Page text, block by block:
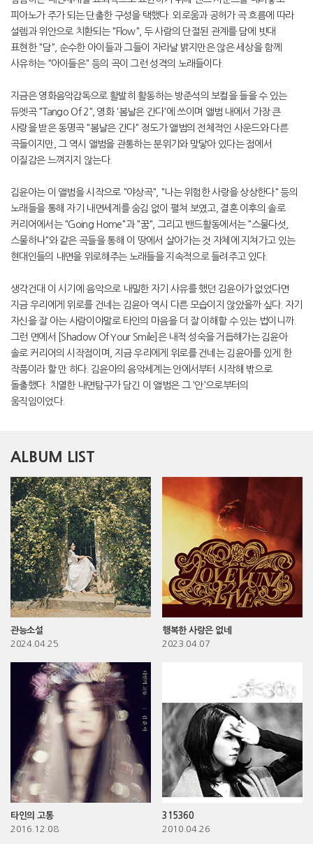
피아노가 주가 되는 단출한 구성을 택했다. 외로움과 공허가 곡 흐름에 따라
설렘과 위안으로 치환되는 "Flow", 두 사람의 단절된 관계를 담에 빗대
표현한 "담", 순수한 아이들과 그들이 자라날 밝지만은 않은 세상을 함께
사유하는 "아이들은" 등의 곡이 그런 성격의 노래들이다.
지금은 영화음악감독으로 활발히 활동하는 방준석의 보컬을 들을 수 있는
듀엣곡 "Tango Of 2", 영화 '봄날은 간다'에 쓰이며 앨범 내에서 가장 큰
사랑을 받은 동명곡 "봄날은 간다" 정도가 앨범의 전체적인 사운드와 다른
곡들이지만, 그 역시 앨범을 관통하는 분위기와 맞닿아 있다는 점에서
이질감은 느껴지지 않는다.
김윤아는 이 앨범을 시작으로 "야상곡", "나는 위험한 사랑을 상상한다" 등의
노래들을 통해 자기 내면세계를 숨김 없이 펼쳐 보였고, 결혼 이후의 솔로
커리어에서는 "Going Home"과 "꿈", 그리고 밴드활동에서는 "스물다섯,
스물하나"와 같은 곡들을 통해 이 땅에서 살아가는 것 자체에 지쳐가고 있는
현대인들의 내면을 위로해주는 노래들을 지속적으로 들려주고 있다.
생각건대 이 시기에 음악으로 내밀한 자기 사유를 했던 김윤아가 없었다면
지금 우리에게 위로를 건네는 김윤아 역시 다른 모습이지 않았을까 싶다. 자기
자신을 잘 아는 사람이야말로 타인의 마음을 더 잘 이해할 수 있는 법이니까.
그런 면에서 [Shadow Of Your Smile]은 내적 성숙을 거듭해가는 김윤아
솔로 커리어의 시작점이며, 지금 우리에게 위로를 건네는 김윤아를 있게 한
작품이라 할 만 하다. 김윤아의 음악세계는 안에서부터 시작해 밖으로
돌출했다. 치열한 내면탐구가 담긴 이 앨범은 그 '안'으로부터의
움직임이었다.
ALBUM LIST
관능소설
2024.04.25
행복한 사랑은 없네
2023.04.07
타인의 고통
2016.12.08
315360
2010.04.26